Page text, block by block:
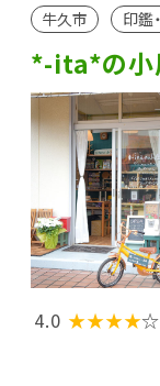
牛久市 印鑑
*-ita*の小
4.0 ★★★★☆